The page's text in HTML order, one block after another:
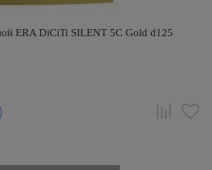
ERA DiCiTi SILENT 5C Gold d125